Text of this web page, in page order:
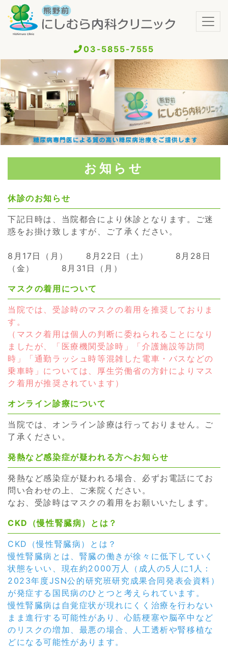
03-5855-7555
お知らせ
休診のお知らせ
下記日時は、当院都合により休診となります。ご迷
惑をお掛け致しますが、ご了承ください。
8月17日（月） 8月22日（土） 8月28日
（金） 8月31日（月）
マスクの着用について
当院では、受診時のマスクの着用を推奨しておりま
す。
（マスク着用は個人の判断に委ねられることになり
ましたが、「医療機関受診時」「介護施設等訪問
時」「通勤ラッシュ時等混雑した電車・バスなどの
乗車時」については、厚生労働省の方針によりマス
ク着用が推奨されています）
オンライン診療について
当院では、オンライン診療は行っておりません。ご
了承ください。
発熱など感染症が疑われる方へお知らせ
発熱など感染症が疑われる場合、必ずお電話にてお
問い合わせの上、ご来院ください。
なお、受診時はマスクの着用をお願いいたします。
CKD（慢性腎臓病）とは？
CKD（慢性腎臓病）とは？
慢性腎臓病とは、腎臓の働きが徐々に低下していく
状態をいい、現在約2000万人（成人の5人に1人：
2023年度JSN公的研究班研究成果合同発表会資料）
が発症する国民病のひとつと考えられています。
慢性腎臓病は自覚症状が現れにくく治療を行わない
まま進行する可能性があり、心筋梗塞や脳卒中など
のリスクの増加、最悪の場合、人工透析や腎移植な
どになる可能性があります。